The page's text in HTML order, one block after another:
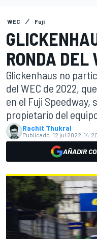
WEC Fuji
RONDA DEL
Glickenhaus no
del WEC de 2022,
en el Fuji Speedway,
propietario del
Rachit Thukral
Publicado: 12 jul 2022, 14:20
AÑADIR